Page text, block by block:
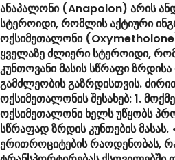
ანაპალონი (Anapolon) არის
სტეროიდი, რომლის აქტიური
ოქსიმეთალონი
ყველაზე ძლიერი სტეროიდი,
კუნთოვანი მასის სწრაფი
გამძლეობის გაზრდისთვის.
ოქსიმეთალონის შესახებ: 1.
ოქსიმეთალონი ხელს უწყობს
სწრაფად ზრდის კუნთების
ერითროციტების რაოდენობას,